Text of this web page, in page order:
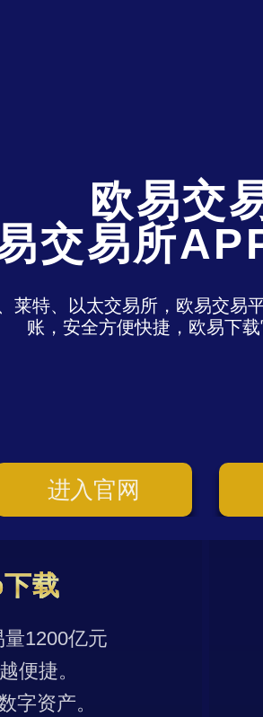
欧易交
交易所
莱特、以太交易所，欧易交易
账，安全方便快捷，欧易下载
进入官网
载
1200亿元
便捷。
字资产。